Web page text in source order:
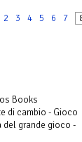
2 3 4 5 6 7
Books
di cambio - Gioco
grande gioco -